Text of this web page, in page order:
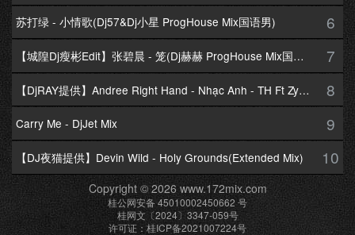
苏打绿 - 小情歌(Dj57&Dj小星 ProgHouse Mix国语男) 6
【城隍Dj瘦彬Edit】张碧晨 - 笼(Dj赫赫 ProgHouse Mix国语女) 7
【DjRAY提供】Andree Right Hand - Nhạc Anh - TH Ft Zym Mix 8
Carry Me - DjJet Mix 9
【DJ夜猫提供】Devin Wild - Holy Grounds(Extended Mix) 10
Copyright © 2026 www.172mix.com
桂公网安备 45010002450662 号
桂网文〔2024〕3347-059号
许可证：桂ICP备2021007224号